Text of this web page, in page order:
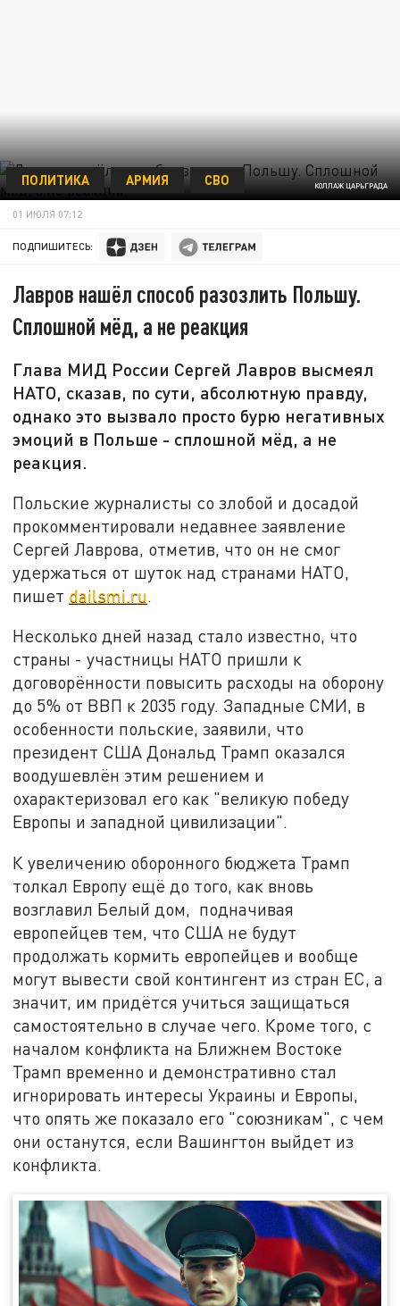
КОЛЛАЖ ЦАРЬГРАДА
ПОЛИТИКА АРМИЯ СВО
01 ИЮЛЯ 07:12
ПОДПИШИТЕСЬ:
Лавров нашёл способ разозлить Польшу.
Сплошной мёд, а не реакция
Глава МИД России Сергей Лавров высмеял
НАТО, сказав, по сути, абсолютную правду,
однако это вызвало просто бурю негативных
эмоций в Польше - сплошной мёд, а не
реакция.
Польские журналисты со злобой и досадой
прокомментировали недавнее заявление
Сергей Лаврова, отметив, что он не смог
удержаться от шуток над странами НАТО,
пишет dailsmi.ru.
Несколько дней назад стало известно, что
страны - участницы НАТО пришли к
договорённости повысить расходы на оборону
до 5% от ВВП к 2035 году. Западные СМИ, в
особенности польские, заявили, что
президент США Дональд Трамп оказался
воодушевлён этим решением и
охарактеризовал его как "великую победу
Европы и западной цивилизации".
К увеличению оборонного бюджета Трамп
толкал Европу ещё до того, как вновь
возглавил Белый дом, подначивая
европейцев тем, что США не будут
продолжать кормить европейцев и вообще
могут вывести свой контингент из стран ЕС, а
значит, им придётся учиться защищаться
самостоятельно в случае чего. Кроме того, с
началом конфликта на Ближнем Востоке
Трамп временно и демонстративно стал
игнорировать интересы Украины и Европы,
что опять же показало его "союзникам", с чем
они останутся, если Вашингтон выйдет из
конфликта.